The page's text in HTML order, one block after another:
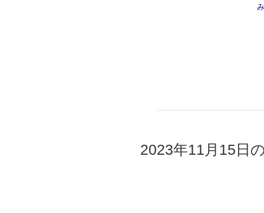
2023年11月15日